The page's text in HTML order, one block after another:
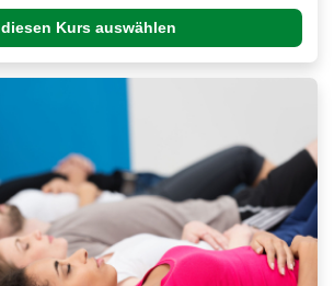
diesen Kurs auswählen